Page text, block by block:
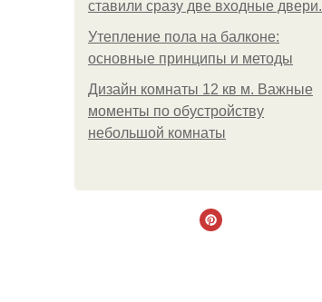
ставили сразу две входные двери.
Утепление пола на балконе:
основные принципы и методы
Дизайн комнаты 12 кв м. Важные
моменты по обустройству
небольшой комнаты